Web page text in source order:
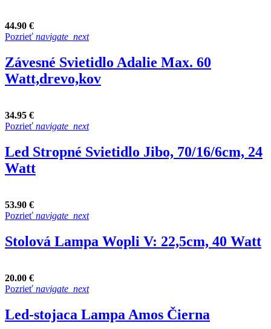
44.90 €
Pozrieť navigate_next
Závesné Svietidlo Adalie Max. 60
Watt,drevo,kov
34.95 €
Pozrieť navigate_next
Led Stropné Svietidlo Jibo, 70/16/6cm, 24
Watt
53.90 €
Pozrieť navigate_next
Stolová Lampa Wopli V: 22,5cm, 40 Watt
20.00 €
Pozrieť navigate_next
Led-stojaca Lampa Amos Čierna